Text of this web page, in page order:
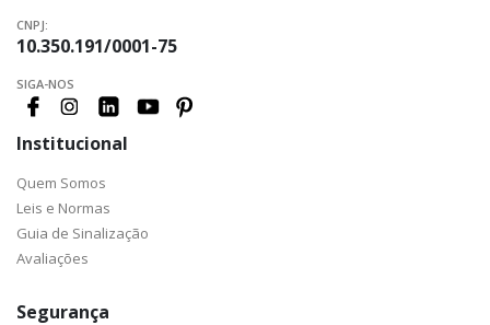
CNPJ:
10.350.191/0001-75
SIGA-NOS
Institucional
Quem Somos
Leis e Normas
Guia de Sinalização
Avaliações
Segurança